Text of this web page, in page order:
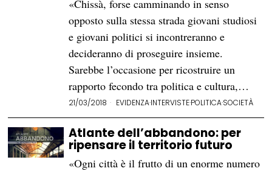
«Chissà, forse camminando in senso
opposto sulla stessa strada giovani studiosi
e giovani politici si incontreranno e
decideranno di proseguire insieme.
Sarebbe l’occasione per ricostruire un
rapporto fecondo tra politica e cultura,…
21/03/2018 EVIDENZA·INTERVISTE·POLITICA·SOCIETÀ
Atlante dell’abbandono: per
ripensare il territorio futuro
«Ogni città è il frutto di un enorme numero